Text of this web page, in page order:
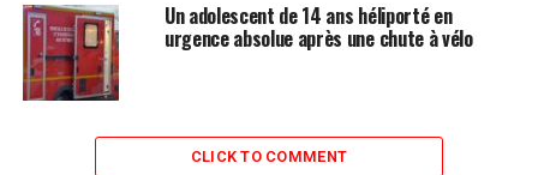
Un adolescent de 14 ans héliporté en
urgence absolue après une chute à vélo
CLICK TO COMMENT